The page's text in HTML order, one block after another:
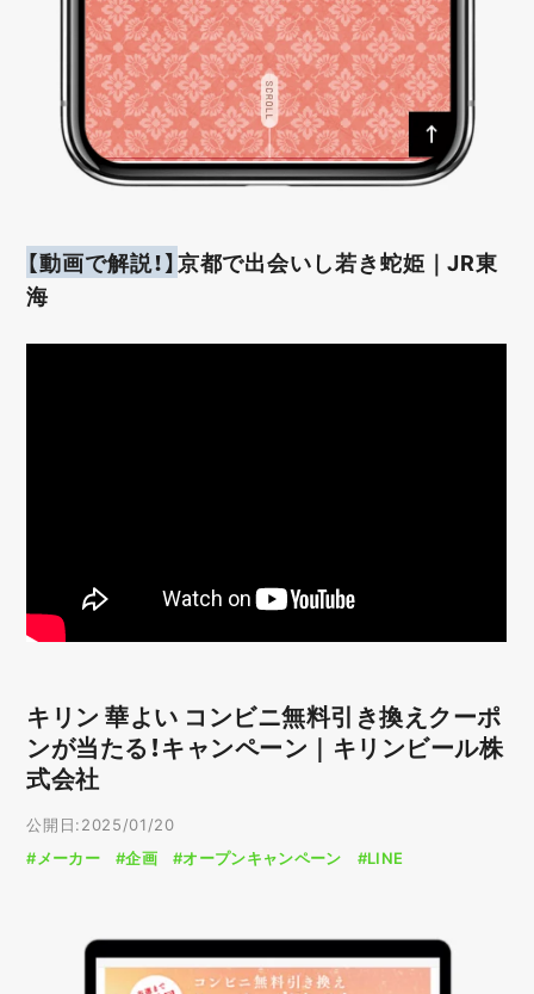
【動画で解説！】京都で出会いし若き蛇姫｜JR東
海
キリン 華よい コンビニ無料引き換えクーポ
ンが当たる！キャンペーン｜キリンビール株
式会社
公開日:2025/01/20
#メーカー
#企画 #オープンキャンペーン #LINE